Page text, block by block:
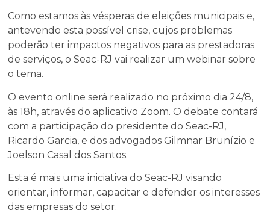
Como estamos às vésperas de eleições municipais e,
antevendo esta possível crise, cujos problemas
poderão ter impactos negativos para as prestadoras
de serviços, o Seac-RJ vai realizar um webinar sobre
o tema.
O evento online será realizado no próximo dia 24/8,
às 18h, através do aplicativo Zoom. O debate contará
com a participação do presidente do Seac-RJ,
Ricardo Garcia, e dos advogados Gilmnar Brunízio e
Joelson Casal dos Santos.
Esta é mais uma iniciativa do Seac-RJ visando
orientar, informar, capacitar e defender os interesses
das empresas do setor.